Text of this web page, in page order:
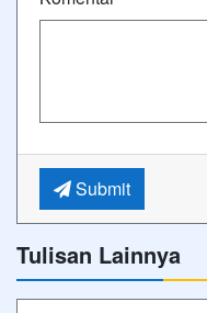
Submit
Tulisan Lainnya